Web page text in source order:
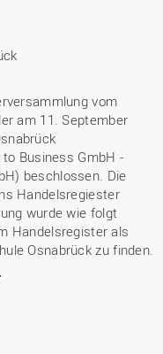
vom
am 11. September
Business GmbH -
beschlossen. Die
Handelsregiester
wurde wie folgt
Handelsregister als
Osnabrück zu finden.